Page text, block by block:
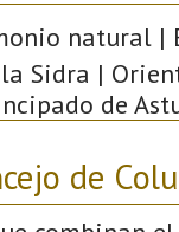
natural |
Sidra |
de
de